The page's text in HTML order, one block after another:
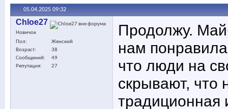
05.04.2025 09:32
Chloe27
Новичок
Пол
Женский
Возраст
38
Сообщений
49
Репутация
27
Продолжу.
нам
что люди на
скрывают, что
традиционная